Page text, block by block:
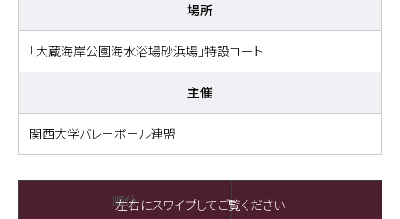
場所
「大蔵海岸公園海水浴場砂浜場」特設コート
主催
関西大学バレーボール連盟
左右にスワイプしてご覧ください
順位